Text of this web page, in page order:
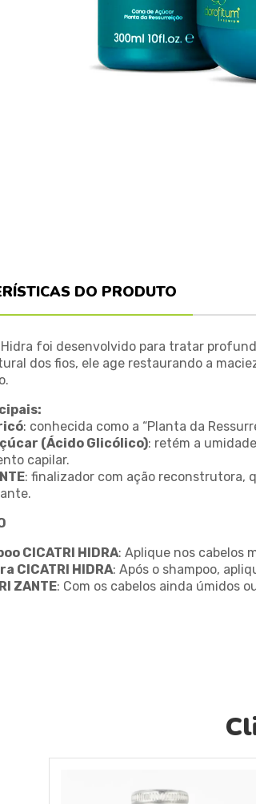
DO PRODUTO
foi desenvolvido para tratar
dos fios, ele age restaurando a
: conhecida como a “Planta da
(Ácido Glicólico): retém a
capilar.
: finalizador com ação reconstrutora,
CICATRI HIDRA: Aplique nos cabelos
CICATRI HIDRA: Após o shampoo,
ZANTE: Com os cabelos ainda úmidos